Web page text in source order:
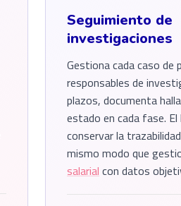
Seguimiento de
investigaciones
Gestiona cada caso de
responsables de
plazos, documenta
estado en cada fase.
conservar la
mismo modo que
salarial con datos